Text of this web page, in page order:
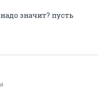
значит? пусть